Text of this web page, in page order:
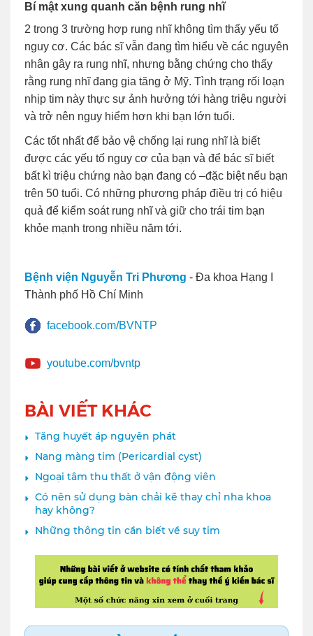
Bí mật xung quanh căn bệnh rung nhĩ
2 trong 3 trường hợp rung nhĩ không tìm thấy yếu tố
nguy cơ. Các bác sĩ vẫn đang tìm hiểu về các nguyên
nhân gây ra rung nhĩ, nhưng bằng chứng cho thấy
rằng rung nhĩ đang gia tăng ở Mỹ. Tình trạng rối loạn
nhịp tim này thực sự ảnh hưởng tới hàng triệu người
và trở nên nguy hiểm hơn khi bạn lớn tuổi.
Các tốt nhất để bảo vệ chống lại rung nhĩ là biết
được các yếu tố nguy cơ của bạn và để bác sĩ biết
bất kì triệu chứng nào bạn đang có –đặc biệt nếu bạn
trên 50 tuổi. Có những phương pháp điều trị có hiệu
quả để kiểm soát rung nhĩ và giữ cho trái tim bạn
khỏe mạnh trong nhiều năm tới.
Bệnh viện Nguyễn Tri Phương - Đa khoa Hạng I
Thành phố Hồ Chí Minh
facebook.com/BVNTP
youtube.com/bvntp
BÀI VIẾT KHÁC
Tăng huyết áp nguyên phát
Nang màng tim (Pericardial cyst)
Ngoại tâm thu thất ở vận động viên
Có nên sử dụng bàn chải kẽ thay chỉ nha khoa
hay không?
Những thông tin cần biết về suy tim